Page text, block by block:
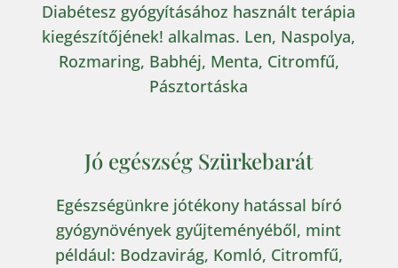
Diabétesz gyógyításához használt terápia
kiegészítőjének! alkalmas. Len, Naspolya,
Rozmaring, Babhéj, Menta, Citromfű,
Pásztortáska
Jó egészség Szürkebarát
Egészségünkre jótékony hatással bíró
gyógynövények gyűjteményéből, mint
például: Bodzavirág, Komló, Citromfű,